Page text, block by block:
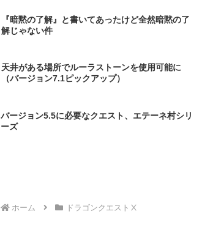
『暗黙の了解』と書いてあったけど全然暗黙の了
解じゃない件
天井がある場所でルーラストーンを使用可能に
（バージョン7.1ピックアップ）
バージョン5.5に必要なクエスト、エテーネ村シリ
ーズ
ホーム ドラゴンクエストⅩ